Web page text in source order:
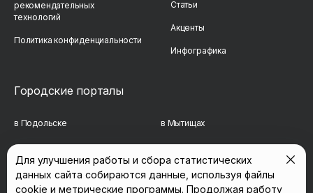
рекомендательных
технологий
Политика конфиденциальности
Статьи
Акценты
Инфографика
Городские порталы
в Подольске в Мытищах
в Сергиевом Посаде в Люберцах
Для улучшения работы и сбора статистических
данных сайта собираются данные, используя файлы
cookie и метрические программы. Продолжая работу